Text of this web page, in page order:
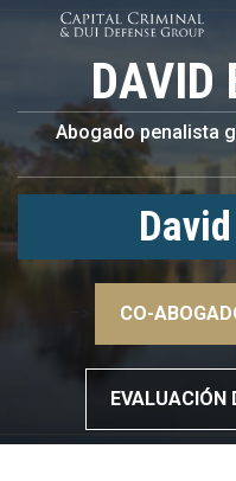
DAVID
Abogado penalista
CO-
EVALUACIÓN